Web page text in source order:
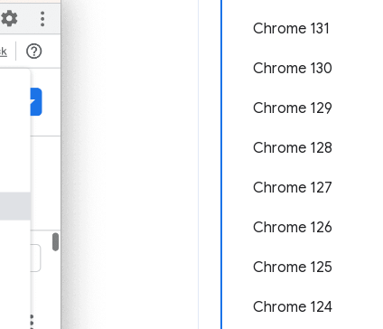
Chrome 131
Chrome 130
Chrome 129
Chrome 128
Chrome 127
Chrome 126
Chrome 125
Chrome 124